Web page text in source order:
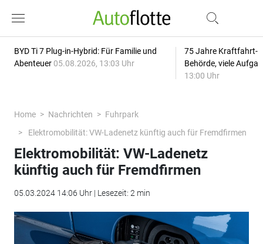
BYD Ti 7 Plug-in-Hybrid: Für Familie und
Abenteuer 05.08.2026, 13:03 Uhr
75 Jahre Kraftfahrt-
Behörde, viele
13:00 Uhr
Home Nachrichten
Fuhrpark
Elektromobilität: VW-Ladenetz künftig auch für Fremdfirmen
Elektromobilität: VW-Ladenetz
künftig auch für Fremdfirmen
05.03.2024 14:06 Uhr | Lesezeit: 2 min